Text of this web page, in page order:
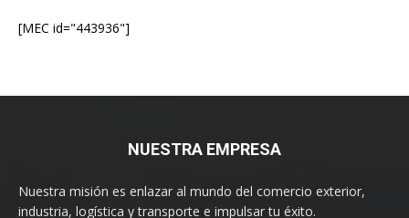
[MEC id="443936"]
NUESTRA EMPRESA
Nuestra misión es enlazar al mundo del comercio exterior,
industria, logística y transporte e impulsar tu éxito.